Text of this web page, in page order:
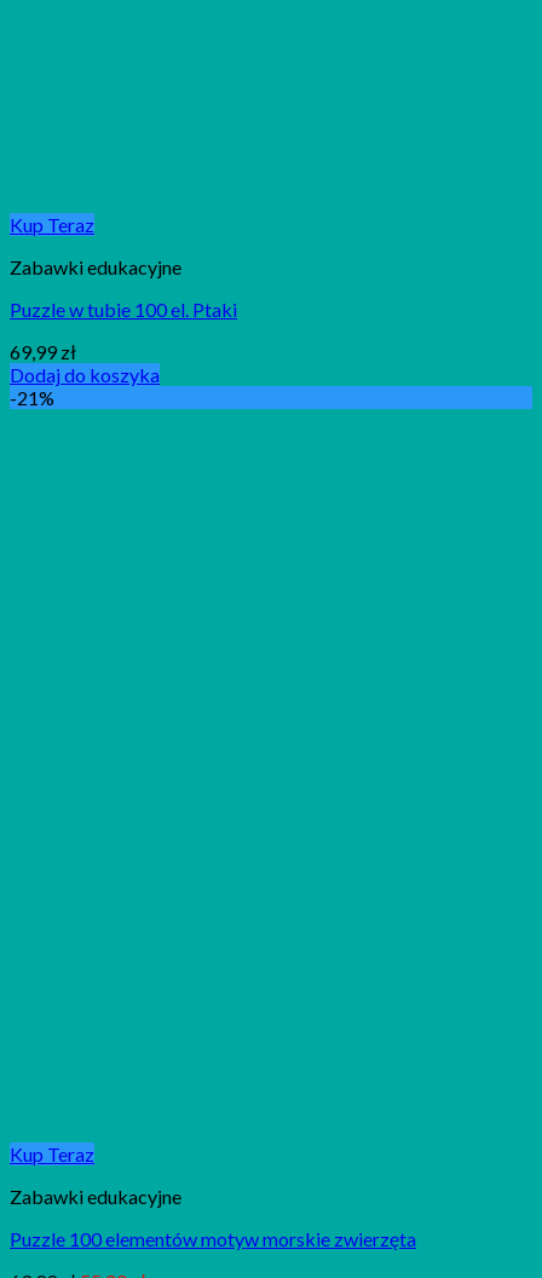
Kup Teraz
Zabawki edukacyjne
Puzzle w tubie 100 el. Ptaki
69,99 zł
Dodaj do koszyka
-21%
Kup Teraz
Zabawki edukacyjne
Puzzle 100 elementów motyw morskie zwierzęta